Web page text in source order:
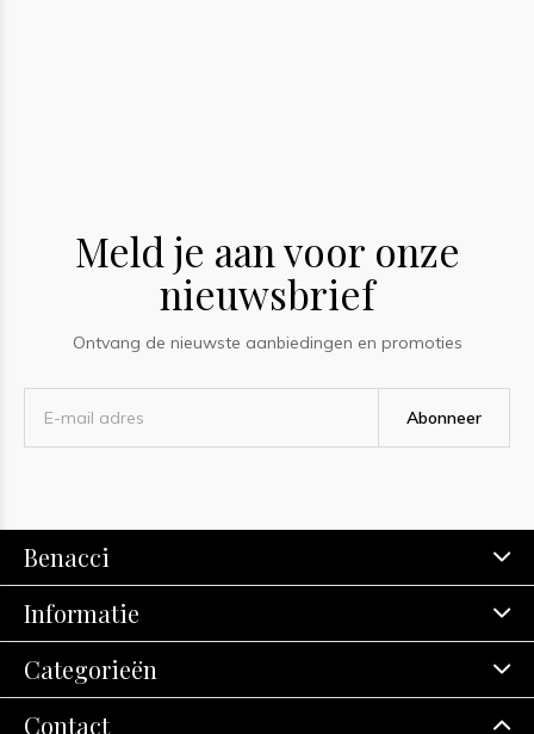
Meld je aan voor onze
nieuwsbrief
Ontvang de nieuwste aanbiedingen en promoties
Abonneer
Benacci
Informatie
Categorieën
Contact